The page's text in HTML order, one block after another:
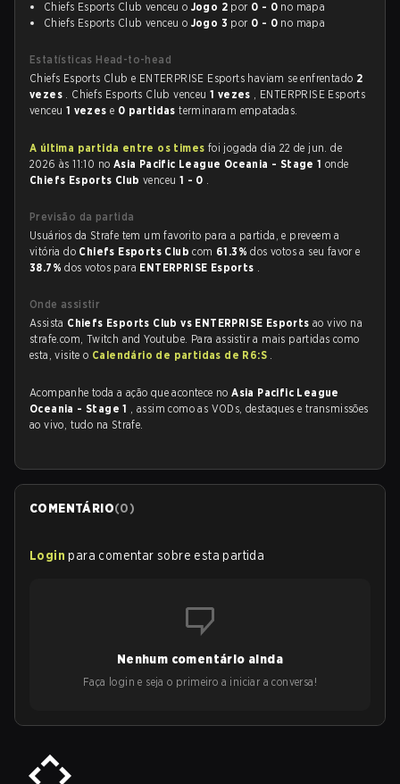
Chiefs Esports Club venceu o Jogo 2 por 0 - 0 no mapa
Chiefs Esports Club venceu o Jogo 3 por 0 - 0 no mapa
Estatísticas Head-to-head
Chiefs Esports Club e ENTERPRISE Esports haviam se enfrentado 2
vezes . Chiefs Esports Club venceu1 vezes , ENTERPRISE Esports
venceu 1 vezese 0 partidasterminaram empatadas.
A última partida entre os times foi jogada dia 22 de jun. de
2026 às 11:10 no Asia Pacific League Oceania - Stage 1onde
Chiefs Esports Club venceu 1 - 0 .
Previsão da partida
Usuários da Strafe tem um favorito para a partida, e preveem a
vitória do Chiefs Esports Clubcom 61.3%dos votos a seu favor e
38.7%dos votos para ENTERPRISE Esports .
Onde assistir
Assista Chiefs Esports Club vs ENTERPRISE Esportsao vivo na
strafe.com, Twitch and Youtube. Para assistir a mais partidas como
esta, visite o Calendário de partidas de R6:S .
Acompanhe toda a ação que acontece noAsia Pacific League
Oceania - Stage 1 , assim como as VODs, destaques e transmissões
ao vivo, tudo na Strafe.
COMENTÁRIO(0)
Login para comentar sobre esta partida
Nenhum comentário ainda
Faça login e seja o primeiro a iniciar a conversa!